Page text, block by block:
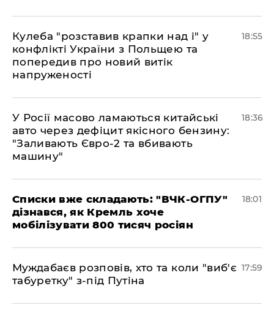
Кулеба "розставив крапки над і" у
конфлікті України з Польщею та
попередив про новий витік
напруженості
18:55
У Росії масово ламаються китайські
авто через дефіцит якісного бензину:
"Заливають Євро-2 та вбивають
машину"
18:36
Списки вже складають: "ВЧК-ОГПУ"
дізнався, як Кремль хоче
мобілізувати 800 тисяч росіян
18:01
Муждабаєв розповів, хто та коли "виб'є
табуретку" з-під Путіна
17:59